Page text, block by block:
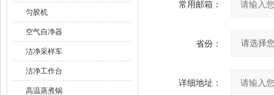
匀胶机
空气自净器
洁净采样车
洁净工作台
高温蒸煮锅
常用邮箱：
省份：
详细地址：